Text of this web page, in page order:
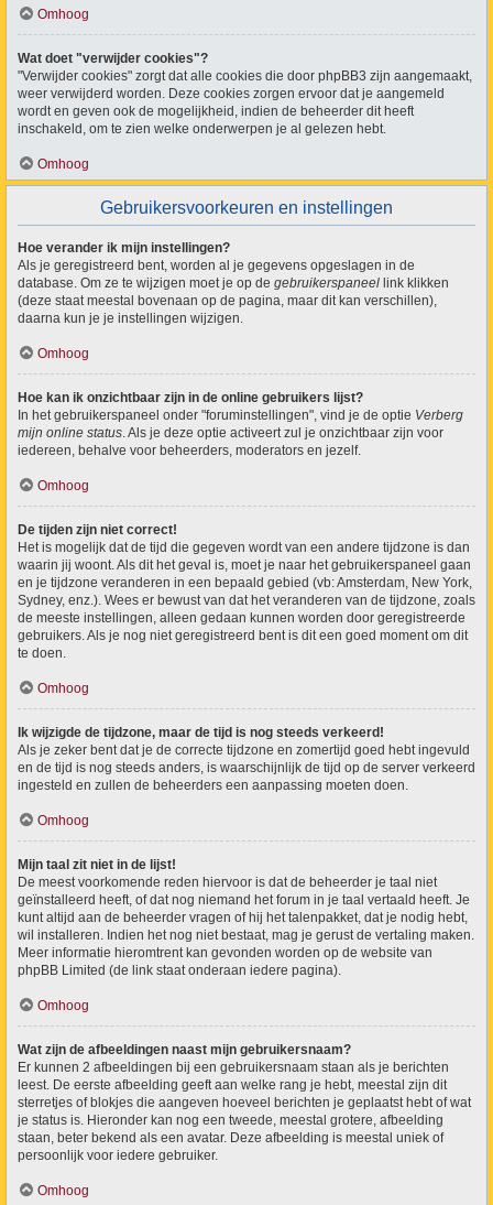
Omhoog
Wat doet "verwijder cookies"?
"Verwijder cookies" zorgt dat alle cookies die door phpBB3 zijn aangemaakt,
weer verwijderd worden. Deze cookies zorgen ervoor dat je aangemeld
wordt en geven ook de mogelijkheid, indien de beheerder dit heeft
inschakeld, om te zien welke onderwerpen je al gelezen hebt.
Omhoog
Gebruikersvoorkeuren en instellingen
Hoe verander ik mijn instellingen?
Als je geregistreerd bent, worden al je gegevens opgeslagen in de
database. Om ze te wijzigen moet je op de gebruikerspaneel link klikken
(deze staat meestal bovenaan op de pagina, maar dit kan verschillen),
daarna kun je je instellingen wijzigen.
Omhoog
Hoe kan ik onzichtbaar zijn in de online gebruikers lijst?
In het gebruikerspaneel onder "foruminstellingen", vind je de optie Verberg
mijn online status. Als je deze optie activeert zul je onzichtbaar zijn voor
iedereen, behalve voor beheerders, moderators en jezelf.
Omhoog
De tijden zijn niet correct!
Het is mogelijk dat de tijd die gegeven wordt van een andere tijdzone is dan
waarin jij woont. Als dit het geval is, moet je naar het gebruikerspaneel gaan
en je tijdzone veranderen in een bepaald gebied (vb: Amsterdam, New York,
Sydney, enz.). Wees er bewust van dat het veranderen van de tijdzone, zoals
de meeste instellingen, alleen gedaan kunnen worden door geregistreerde
gebruikers. Als je nog niet geregistreerd bent is dit een goed moment om dit
te doen.
Omhoog
Ik wijzigde de tijdzone, maar de tijd is nog steeds verkeerd!
Als je zeker bent dat je de correcte tijdzone en zomertijd goed hebt ingevuld
en de tijd is nog steeds anders, is waarschijnlijk de tijd op de server verkeerd
ingesteld en zullen de beheerders een aanpassing moeten doen.
Omhoog
Mijn taal zit niet in de lijst!
De meest voorkomende reden hiervoor is dat de beheerder je taal niet
geïnstalleerd heeft, of dat nog niemand het forum in je taal vertaald heeft. Je
kunt altijd aan de beheerder vragen of hij het talenpakket, dat je nodig hebt,
wil installeren. Indien het nog niet bestaat, mag je gerust de vertaling maken.
Meer informatie hieromtrent kan gevonden worden op de website van
phpBB Limited (de link staat onderaan iedere pagina).
Omhoog
Wat zijn de afbeeldingen naast mijn gebruikersnaam?
Er kunnen 2 afbeeldingen bij een gebruikersnaam staan als je berichten
leest. De eerste afbeelding geeft aan welke rang je hebt, meestal zijn dit
sterretjes of blokjes die aangeven hoeveel berichten je geplaatst hebt of wat
je status is. Hieronder kan nog een tweede, meestal grotere, afbeelding
staan, beter bekend als een avatar. Deze afbeelding is meestal uniek of
persoonlijk voor iedere gebruiker.
Omhoog